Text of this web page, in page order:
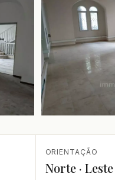
ORIENTAÇÃO
Norte · Leste